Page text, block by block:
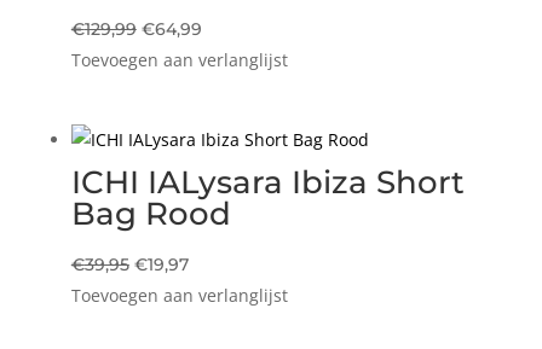
€129,99 Oorspronkelijke
prijs
€64,99Huidige
prijs
Toevoegen aan verlanglijst
ICHI IALysara Ibiza Short
Bag Rood
€39,95 Oorspronkelijke
prijs
€19,97Huidige
prijs
Toevoegen aan verlanglijst